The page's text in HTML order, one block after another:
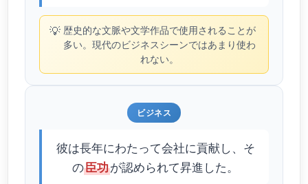
💡 歴史的な文脈や文学作品で使用されることが
多い。現代のビジネスシーンではあまり使わ
れない。
ビジネス
彼は長年にわたって会社に貢献し、そ
の臣功が認められて昇進した。